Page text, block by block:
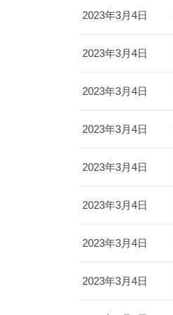
2023年3月4日
2023年3月4日
2023年3月4日
2023年3月4日
2023年3月4日
2023年3月4日
2023年3月4日
2023年3月4日